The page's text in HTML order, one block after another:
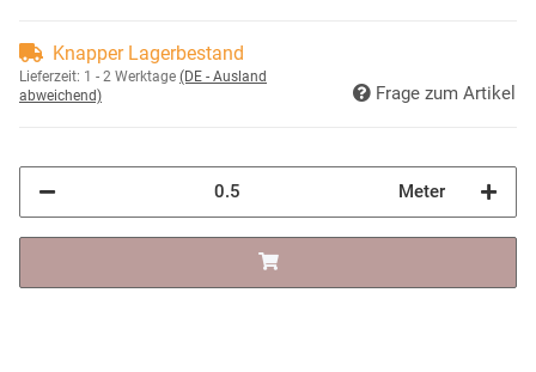
Knapper Lagerbestand
Lieferzeit: 1 - 2 Werktage (DE - Ausland
abweichend)
Frage zum Artikel
Meter